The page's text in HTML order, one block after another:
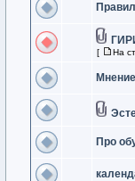
[ На
Про